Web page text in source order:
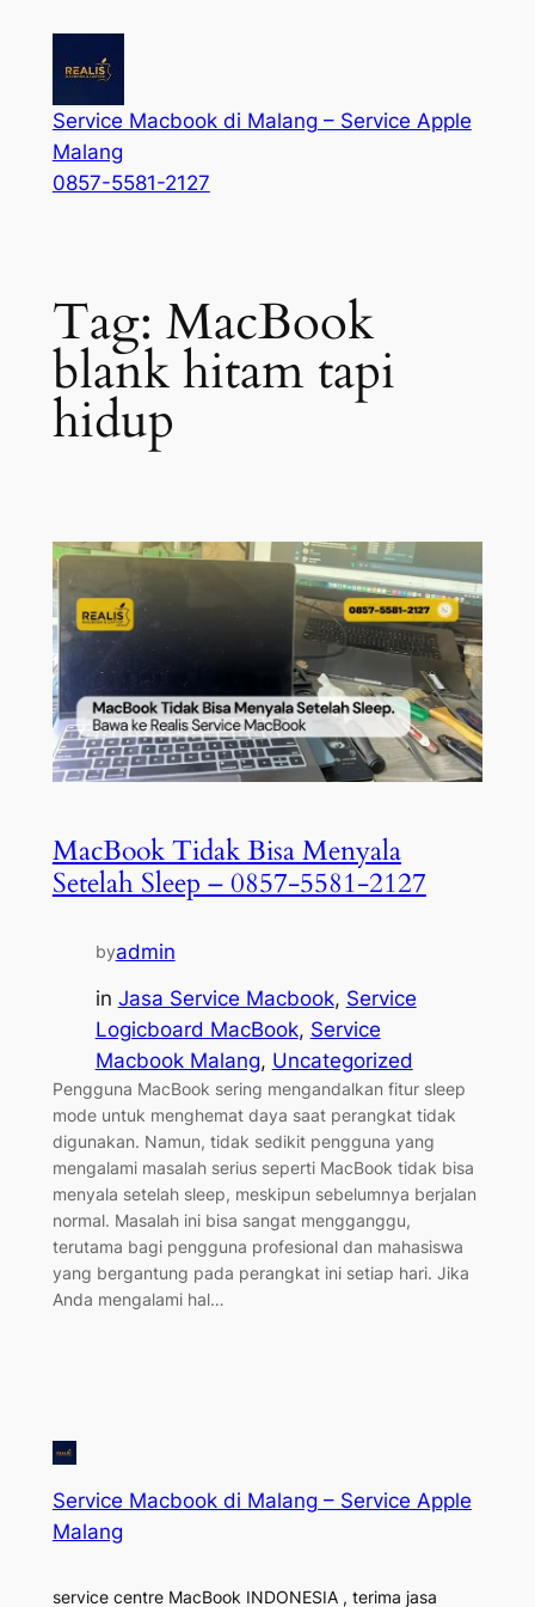
Service Macbook di Malang – Service Apple
Malang
0857-5581-2127
Tag: MacBook
blank hitam tapi
hidup
MacBook Tidak Bisa Menyala
Setelah Sleep – 0857-5581-2127
byadmin
in Jasa Service Macbook, Service
Logicboard MacBook, Service
Macbook Malang, Uncategorized
Pengguna MacBook sering mengandalkan fitur sleep
mode untuk menghemat daya saat perangkat tidak
digunakan. Namun, tidak sedikit pengguna yang
mengalami masalah serius seperti MacBook tidak bisa
menyala setelah sleep, meskipun sebelumnya berjalan
normal. Masalah ini bisa sangat mengganggu,
terutama bagi pengguna profesional dan mahasiswa
yang bergantung pada perangkat ini setiap hari. Jika
Anda mengalami hal…
Service Macbook di Malang – Service Apple
Malang
service centre MacBook INDONESIA , terima jasa